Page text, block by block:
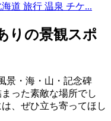
道 旅行 温泉 チケ...
りの景観スポ
景・海・山・記念碑
った素敵な場所でし
、ぜひ立ち寄ってほし